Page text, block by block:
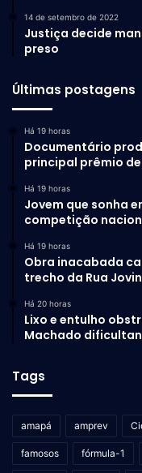
14 de setembro de 2022
Justiça decide
preso
Últimas postagens
Há 19 horas
Documentário
principal prêmio
Há 19 horas
Jovem que sonha
competição
Há 19 horas
Obra inacabada
trecho da Rua
Há 20 horas
Lixo e entulho
Machado
Tags
amapá amprev
famosos fórmula-1